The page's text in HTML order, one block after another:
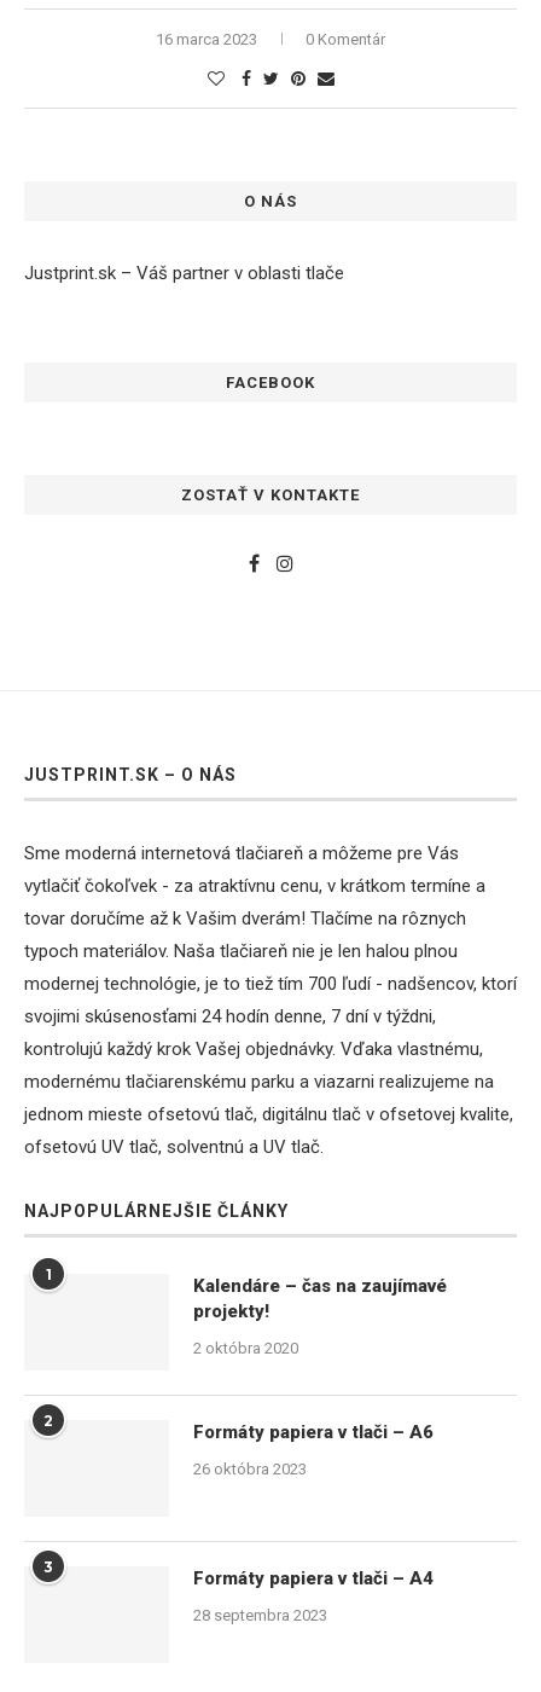
16 marca 2023 0 Komentár
O NÁS
Justprint.sk – Váš partner v oblasti tlače
FACEBOOK
ZOSTAŤ V KONTAKTE
JUSTPRINT.SK – O NÁS
Sme moderná internetová tlačiareň a môžeme pre Vás
vytlačiť čokoľvek - za atraktívnu cenu, v krátkom termíne a
tovar doručíme až k Vašim dverám! Tlačíme na rôznych
typoch materiálov. Naša tlačiareň nie je len halou plnou
modernej technológie, je to tiež tím 700 ľudí - nadšencov, ktorí
svojimi skúsenosťami 24 hodín denne, 7 dní v týždni,
kontrolujú každý krok Vašej objednávky. Vďaka vlastnému,
modernému tlačiarenskému parku a viazarni realizujeme na
jednom mieste ofsetovú tlač, digitálnu tlač v ofsetovej kvalite,
ofsetovú UV tlač, solventnú a UV tlač.
NAJPOPULÁRNEJŠIE ČLÁNKY
1
Kalendáre – čas na zaujímavé
projekty!
2 októbra 2020
2
Formáty papiera v tlači – A6
26 októbra 2023
3
Formáty papiera v tlači – A4
28 septembra 2023